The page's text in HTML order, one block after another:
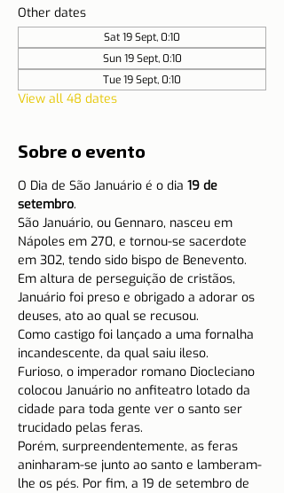
Other dates
Sat 19 Sept, 0:10
Sun 19 Sept, 0:10
Tue 19 Sept, 0:10
View all 48 dates
Sobre o evento
O Dia de São Januário é o dia 19 de
setembro.
São Januário, ou Gennaro, nasceu em
Nápoles em 270, e tornou-se sacerdote
em 302, tendo sido bispo de Benevento.
Em altura de perseguição de cristãos,
Januário foi preso e obrigado a adorar os
deuses, ato ao qual se recusou.
Como castigo foi lançado a uma fornalha
incandescente, da qual saiu ileso.
Furioso, o imperador romano Diocleciano
colocou Januário no anfiteatro lotado da
cidade para toda gente ver o santo ser
trucidado pelas feras.
Porém, surpreendentemente, as feras
aninharam-se junto ao santo e lamberam-
lhe os pés. Por fim, a 19 de setembro de